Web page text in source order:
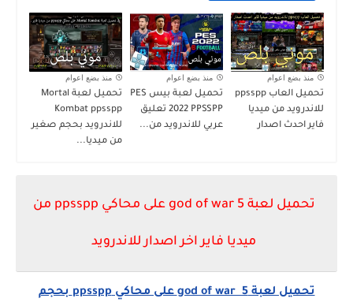
منذ بضع اعوام
تحميل العاب ppsspp
للاندرويد من ميديا
فاير احدث اصدار
منذ بضع اعوام
تحميل لعبة بيس PES
2022 PPSSPP تعليق
عربي للاندرويد من...
منذ بضع اعوام
تحميل لعبة Mortal
Kombat ppsspp
للاندرويد بحجم صغير
من ميديا...
تحميل لعبة god of war 5 على محاكي ppsspp من
ميديا فاير اخر اصدار للاندرويد
تحميل لعبة god of war 5 على محاكي ppsspp بحجم